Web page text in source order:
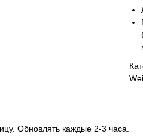
Обновлять каждые 2-3 часа.